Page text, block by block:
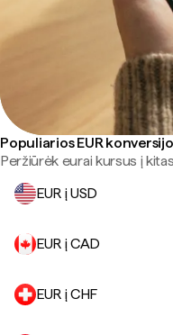
Populiarios EUR
Peržiūrėk eurai kursus į
EUR į USD
EUR į CAD
EUR į CHF